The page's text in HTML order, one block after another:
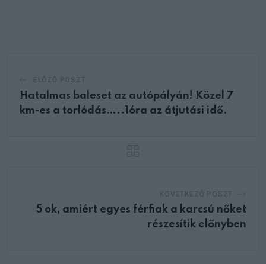
Hatalmas baleset az autópályán! Közel 7
km-es a torlódás…..1óra az átjutási idő.
5 ok, amiért egyes férfiak a karcsú nőket
részesítik előnyben